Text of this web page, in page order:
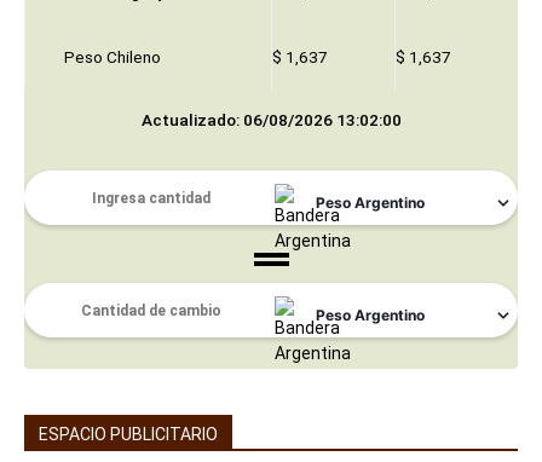
Peso Chileno $ 1,637 $ 1,637
Actualizado: 06/08/2026 13:02:00
ESPACIO PUBLICITARIO